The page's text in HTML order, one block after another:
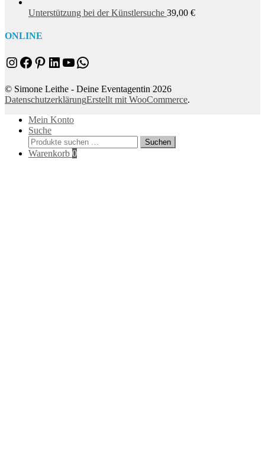
Unterstützung bei der Künstlersuche 39,00 €
ONLINE
Instagram
Facebook
Pinterest
LinkedIn
YouTube
WhatsApp
© Simone Leithe - Deine Eventagentin 2026
DatenschutzerklärungErstellt mit WooCommerce.
Mein Konto
Suche
Suchen
nach:
Suchen
Warenkorb 0